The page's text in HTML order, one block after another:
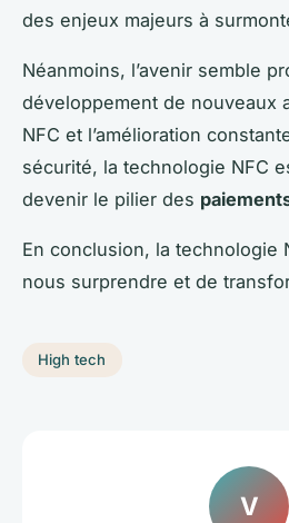
des enjeux majeurs à
Néanmoins, l’avenir semble
développement de nouveaux
NFC et l’amélioration
sécurité, la technologie NFC
devenir le pilier des
En conclusion, la technologie
nous surprendre et de
High tech
V